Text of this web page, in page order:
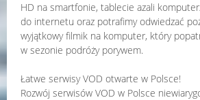
HD na smartfonie, tablecie azali
do internetu oraz potrafimy odwiedzać
wyjątkowy filmik na komputer, który
w sezonie podróży porywem.
Łatwe serwisy VOD otwarte w Polsce!
Rozwój serwisów VOD w Polsce